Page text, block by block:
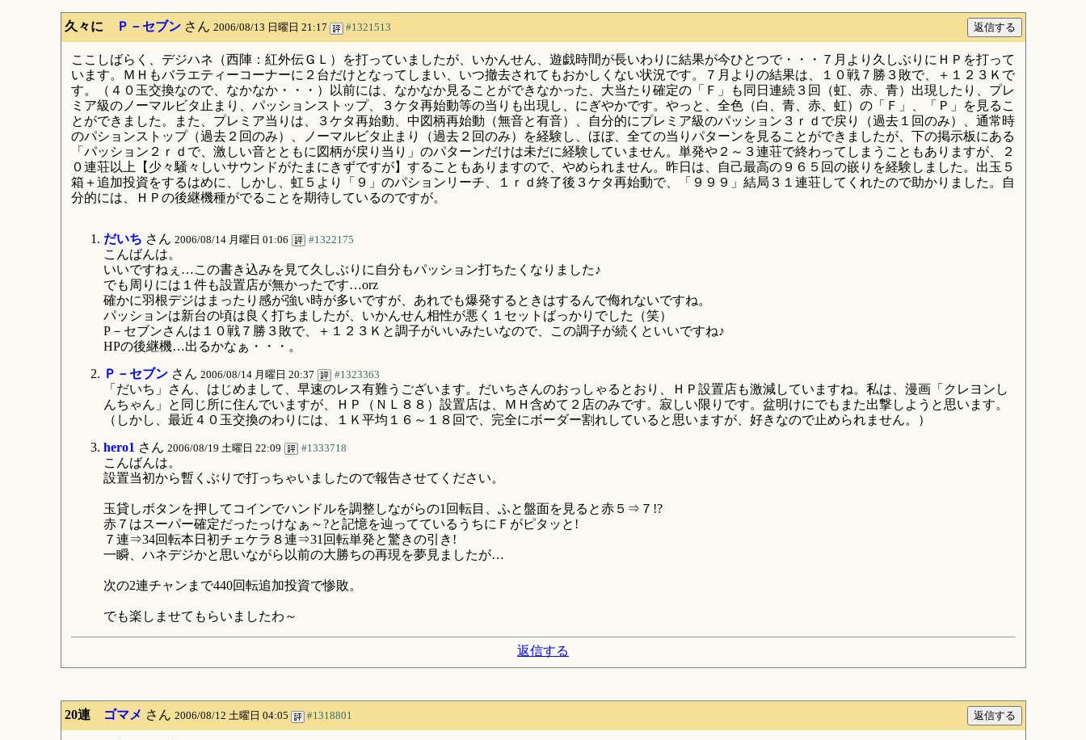
久々に Ｐ－セブンさん 2006/08/13 日曜日 21:17 #1321513
ここしばらく、デジハネ（西陣：紅外伝ＧＬ）を打っていましたが、いかんせん、遊戯時間が長いわりに結果が今ひとつで・・・７月より久しぶりにＨＰを打って
います。ＭＨもバラエティーコーナーに２台だけとなってしまい、いつ撤去されてもおかしくない状況です。７月よりの結果は、１０戦７勝３敗で、＋１２３Ｋで
す。（４０玉交換なので、なかなか・・・）以前には、なかなか見ることができなかった、大当たり確定の「Ｆ」も同日連続３回（虹、赤、青）出現したり、プレ
ミア級のノーマルビタ止まり、パッションストップ、３ケタ再始動等の当りも出現し、にぎやかです。やっと、全色（白、青、赤、虹）の「Ｆ」、「Ｐ」を見るこ
とができました。また、プレミア当りは、３ケタ再始動、中図柄再始動（無音と有音）、自分的にプレミア級のパッション３ｒｄで戻り（過去１回のみ）、通常時
のパションストップ（過去２回のみ）、ノーマルビタ止まり（過去２回のみ）を経験し、ほぼ、全ての当りパターンを見ることができましたが、下の掲示板にある
「パッション２ｒｄで、激しい音とともに図柄が戻り当り」のパターンだけは未だに経験していません。単発や２～３連荘で終わってしまうこともありますが、２
０連荘以上【少々騒々しいサウンドがたまにきずですが】することもありますので、やめられません。昨日は、自己最高の９６５回の嵌りを経験しました。出玉５
箱＋追加投資をするはめに、しかし、虹５より「９」のパションリーチ、１ｒｄ終了後３ケタ再始動で、「９９９」結局３１連荘してくれたので助かりました。自
分的には、ＨＰの後継機種がでることを期待しているのですが。
だいち さん 2006/08/14 月曜日 01:06 #1322175
こんばんは。
いいですねぇ…この書き込みを見て久しぶりに自分もパッション打ちたくなりました♪
でも周りには１件も設置店が無かったです…orz
確かに羽根デジはまったり感が強い時が多いですが、あれでも爆発するときはするんで侮れないですね。
パッションは新台の頃は良く打ちましたが、いかんせん相性が悪く１セットばっかりでした（笑）
P－セブンさんは１０戦７勝３敗で、＋１２３Ｋと調子がいいみたいなので、この調子が続くといいですね♪
HPの後継機…出るかなぁ・・・。
Ｐ－セブンさん 2006/08/14 月曜日 20:37 #1323363
「だいち」さん、はじめまして、早速のレス有難うございます。だいちさんのおっしゃるとおり、ＨＰ設置店も激減していますね。私は、漫画「クレヨンし
んちゃん」と同じ所に住んでいますが、ＨＰ（ＮＬ８８）設置店は、ＭＨ含めて２店のみです。寂しい限りです。盆明けにでもまた出撃しようと思います。
（しかし、最近４０玉交換のわりには、１Ｋ平均１６～１８回で、完全にボーダー割れしていると思いますが、好きなので止められません。）
hero1 さん 2006/08/19 土曜日 22:09 #1333718
こんばんは。
設置当初から暫くぶりで打っちゃいましたので報告させてください。
玉貸しボタンを押してコインでハンドルを調整しながらの1回転目、ふと盤面を見ると赤５⇒７!?
赤７はスーパー確定だったっけなぁ～?と記憶を辿ってているうちにＦがピタッと!
７連⇒34回転本日初チェケラ８連⇒31回転単発と驚きの引き!
一瞬、ハネデジかと思いながら以前の大勝ちの再現を夢見ましたが…
次の2連チャンまで440回転追加投資で惨敗。
でも楽しませてもらいましたわ～
返信する
20連 ゴマメ さん 2006/08/12 土曜日 04:05 #1318801